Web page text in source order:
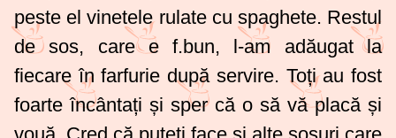
peste el vinetele rulate cu spaghete. Restul
de sos, care e f.bun, l-am adăugat la
fiecare în farfurie după servire. Toți au fost
foarte încântați și sper că o să vă placă și